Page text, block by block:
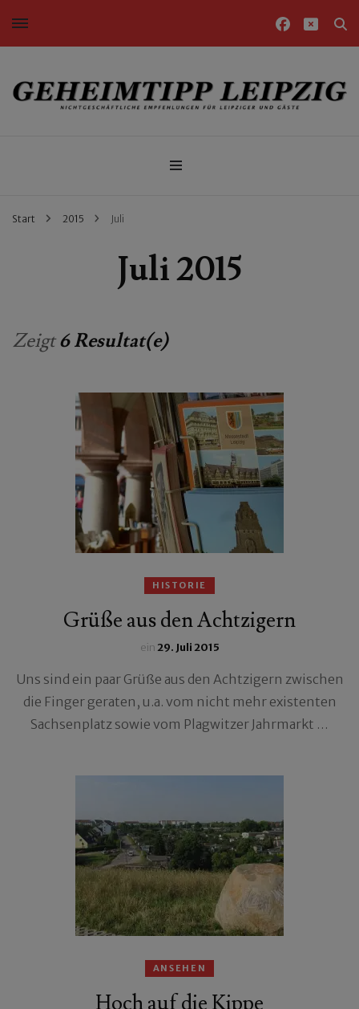
Nichtgeschäftliche Empfehlungen für Leipziger und Gäste
Start 2015 Juli
Juli 2015
Zeigt6 Resultat(e)
HISTORIE
Grüße aus den Achtzigern
ein29. Juli 2015
Uns sind ein paar Grüße aus den Achtzigern zwischen
die Finger geraten, u.a. vom nicht mehr existenten
Sachsenplatz sowie vom Plagwitzer Jahrmarkt …
ANSEHEN
Hoch auf die Kippe